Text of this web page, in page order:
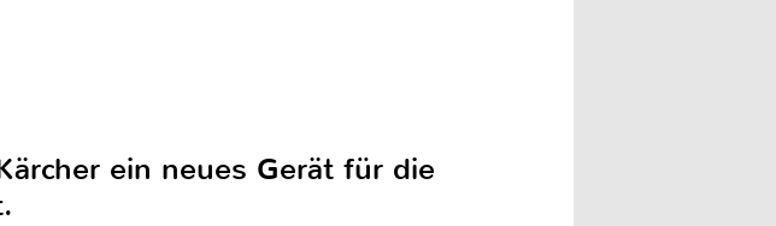
ein neues Gerät für die